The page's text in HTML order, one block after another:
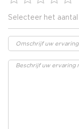
Selecteer het